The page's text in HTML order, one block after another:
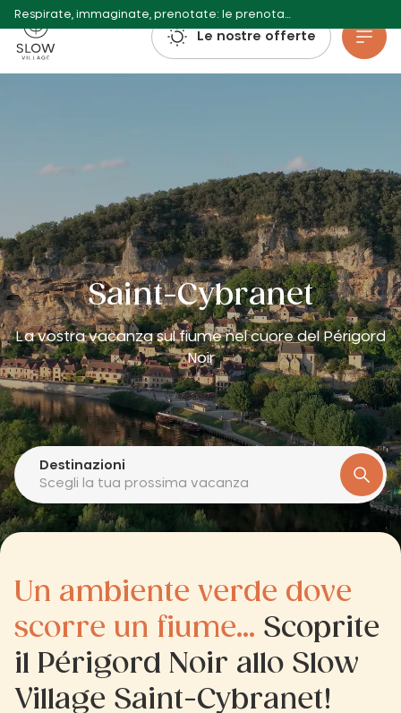
Villaggio lento
Le nostre offerte
Saint-Cybranet
La vostra vacanza sul fiume nel cuore del Périgord
Noir
Destinazioni
Scegli la tua prossima vacanza
Un ambiente verde dove
scorre un fiume... Scoprite
il Périgord Noir allo Slow
Village Saint-Cybranet!